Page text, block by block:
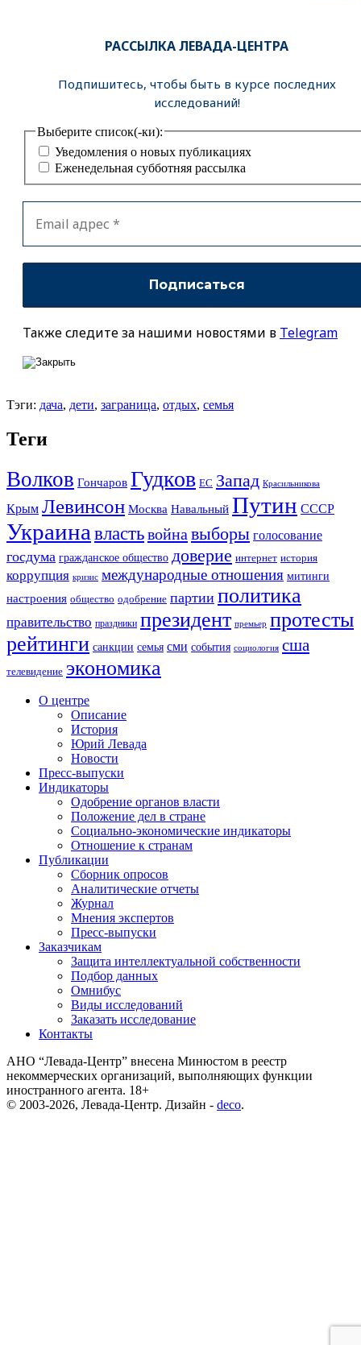
РАССЫЛКА ЛЕВАДА-ЦЕНТРА
Подпишитесь, чтобы быть в курсе последних
исследований!
Выберите список(-ки):
Уведомления о новых публикациях
Еженедельная субботняя рассылка
Также следите за нашими новостями в Telegram
Тэги: дача, дети, заграница, отдых, семья
Теги
Волков Гончаров Гудков ЕС Запад Красильникова
Крым Левинсон Москва Навальный Путин СССР
Украина властьвойна выборы голосование
госдума гражданское общество доверие интернет история
коррупция кризис международные отношения митинги
настроения общество одобрение партии политика
правительство праздники президент премьер протесты
рейтинги санкции семья сми события социология сша
телевидение экономика
О центре
Описание
История
Юрий Левада
Новости
Пресс-выпуски
Индикаторы
Одобрение органов власти
Положение дел в стране
Социально-экономические индикаторы
Отношение к странам
Публикации
Сборник опросов
Аналитические отчеты
Журнал
Мнения экспертов
Пресс-выпуски
Заказчикам
Защита интеллектуальной собственности
Подбор данных
Омнибус
Виды исследований
Заказать исследование
Контакты
АНО “Левада-Центр” внесена Минюстом в реестр
некоммерческих организаций, выполняющих функции
иностранного агента. 18+
© 2003-2026, Левада-Центр. Дизайн - deco.